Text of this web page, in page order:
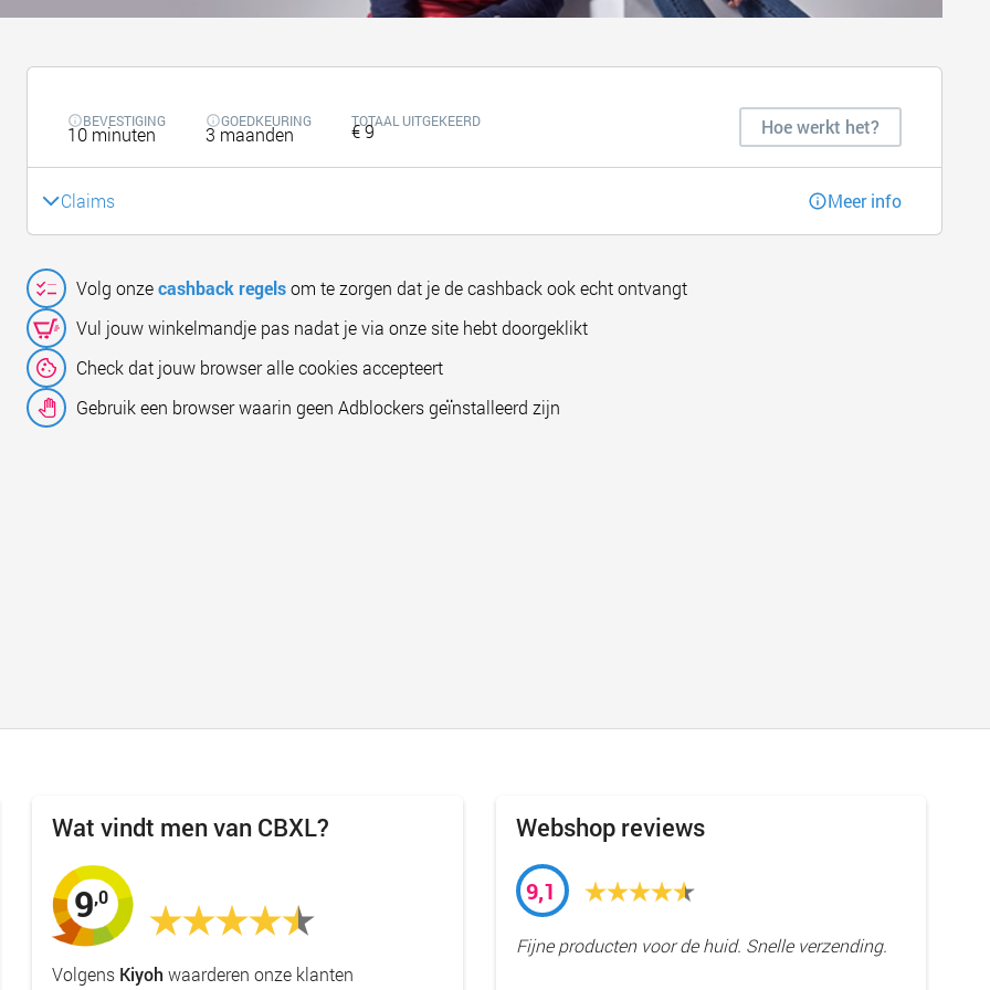
BEVESTIGING
10 minuten
GOEDKEURING
3 maanden
TOTAAL UITGEKEERD
€ 9 Hoe werkt het?
Claims Meer info
Volg onzecashback regelsom te zorgen dat je de cashback ook echt ontvangt
Vul jouw winkelmandje pas nadat je via onze site hebt doorgeklikt
Check dat jouw browser alle cookies accepteert
Gebruik een browser waarin geen Adblockers geïnstalleerd zijn
Wat vindt men van CBXL?
9,0
Volgens Kiyoh waarderen onze klanten
Webshop reviews
9,1
Fijne producten voor de huid. Snelle verzending.